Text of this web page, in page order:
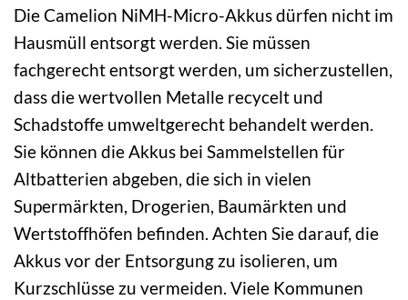
Die Camelion NiMH-Micro-Akkus dürfen nicht im
Hausmüll entsorgt werden. Sie müssen
fachgerecht entsorgt werden, um sicherzustellen,
dass die wertvollen Metalle recycelt und
Schadstoffe umweltgerecht behandelt werden.
Sie können die Akkus bei Sammelstellen für
Altbatterien abgeben, die sich in vielen
Supermärkten, Drogerien, Baumärkten und
Wertstoffhöfen befinden. Achten Sie darauf, die
Akkus vor der Entsorgung zu isolieren, um
Kurzschlüsse zu vermeiden. Viele Kommunen